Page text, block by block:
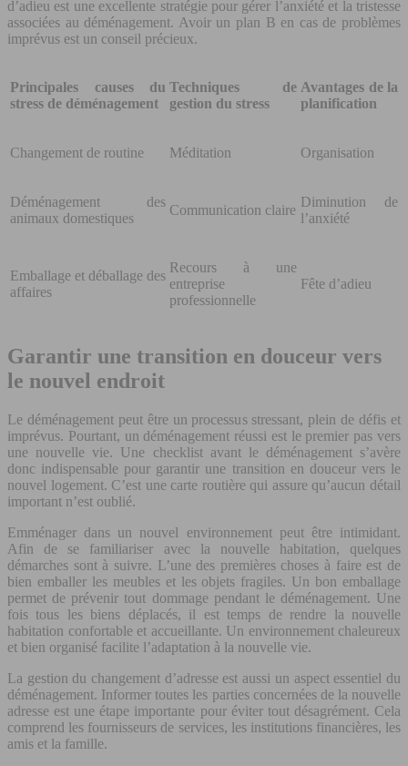
d’adieu est une excellente stratégie pour gérer l’anxiété et la tristesse
associées au déménagement. Avoir un plan B en cas de problèmes
imprévus est un conseil précieux.
Principales causes du
stress de déménagement
Techniques de
gestion du stress
Avantages de la
planification
Changement de routine Méditation Organisation
Déménagement des
animaux domestiques
Communication claire
Diminution de
l’anxiété
Emballage et déballage des
affaires
Recours à une
entreprise
professionnelle
Fête d’adieu
Garantir une transition en douceur vers
le nouvel endroit
Le déménagement peut être un processus stressant, plein de défis et
imprévus. Pourtant, un déménagement réussi est le premier pas vers
une nouvelle vie. Une checklist avant le déménagement s’avère
donc indispensable pour garantir une transition en douceur vers le
nouvel logement. C’est une carte routière qui assure qu’aucun détail
important n’est oublié.
Emménager dans un nouvel environnement peut être intimidant.
Afin de se familiariser avec la nouvelle habitation, quelques
démarches sont à suivre. L’une des premières choses à faire est de
bien emballer les meubles et les objets fragiles. Un bon emballage
permet de prévenir tout dommage pendant le déménagement. Une
fois tous les biens déplacés, il est temps de rendre la nouvelle
habitation confortable et accueillante. Un environnement chaleureux
et bien organisé facilite l’adaptation à la nouvelle vie.
La gestion du changement d’adresse est aussi un aspect essentiel du
déménagement. Informer toutes les parties concernées de la nouvelle
adresse est une étape importante pour éviter tout désagrément. Cela
comprend les fournisseurs de services, les institutions financières, les
amis et la famille.